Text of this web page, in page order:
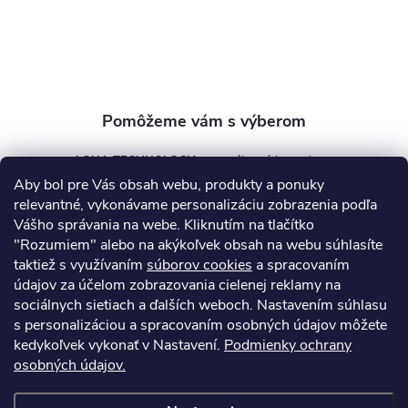
Aby bol pre Vás obsah webu, produkty a ponuky
relevantné, vykonávame personalizáciu zobrazenia podľa
Vášho správania na webe. Kliknutím na tlačítko
"Rozumiem" alebo na akýkoľvek obsah na webu súhlasíte
taktiež s využívaním súborov cookies a spracovaním
údajov za účelom zobrazovania cielenej reklamy na
sociálnych sietiach a ďalších weboch. Nastavením súhlasu
s personalizáciou a spracovaním osobných údajov môžete
kedykoľvek vykonať v Nastavení. Podmienky ochrany
osobných údajov.
AQUA TECHNOLOGY s.r.o.
info @aquatechnology.sk
+421 911 991 394
Informácie pre vás
Kontakty Obchodné podmienky